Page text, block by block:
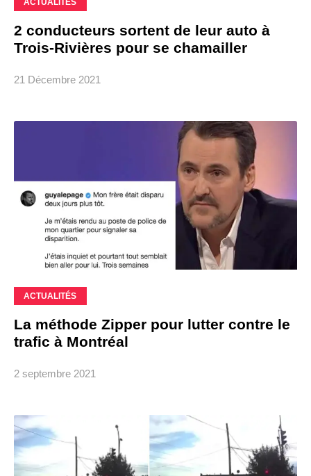
ACTUALITÉS
2 conducteurs sortent de leur auto à
Trois-Rivières pour se chamailler
21 Décembre 2021
ACTUALITÉS
La méthode Zipper pour lutter contre le
trafic à Montréal
2 septembre 2021